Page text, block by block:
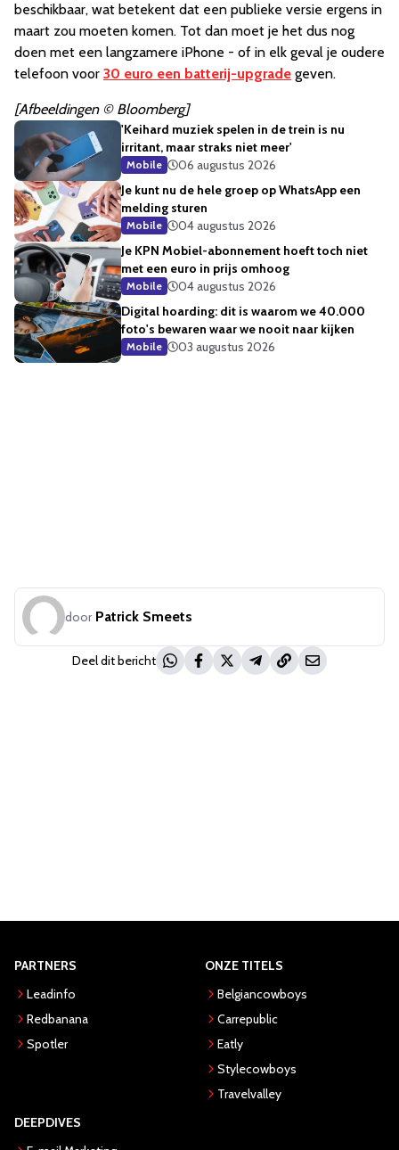
beschikbaar, wat betekent dat een publieke versie ergens in
maart zou moeten komen. Tot dan moet je het dus nog
doen met een langzamere iPhone - of in elk geval je oudere
telefoon voor 30 euro een batterij-upgrade geven.
[Afbeeldingen © Bloomberg]
'Keihard muziek spelen in de trein is nu
irritant, maar straks niet meer'
Mobile
06 augustus 2026
Je kunt nu de hele groep op WhatsApp een
melding sturen
Mobile
04 augustus 2026
Je KPN Mobiel-abonnement hoeft toch niet
met een euro in prijs omhoog
Mobile
04 augustus 2026
Digital hoarding: dit is waarom we 40.000
foto's bewaren waar we nooit naar kijken
Mobile 03 augustus 2026
door Patrick Smeets
Deel dit bericht
PARTNERS
Leadinfo
Redbanana
Spotler
ONZE TITELS
Belgiancowboys
Carrepublic
Eatly
Stylecowboys
Travelvalley
DEEPDIVES